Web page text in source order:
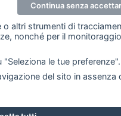
parziale di testi, articoli
altri strumenti di
nonché per il
le tue preferenze".
del sito in assenza
Continua senza